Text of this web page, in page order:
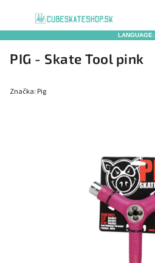
LANGUAGE:
PIG - Skate Tool pink
Značka: Pig